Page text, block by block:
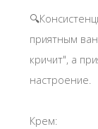
приятным
кричит", а
настроение.
Крем: